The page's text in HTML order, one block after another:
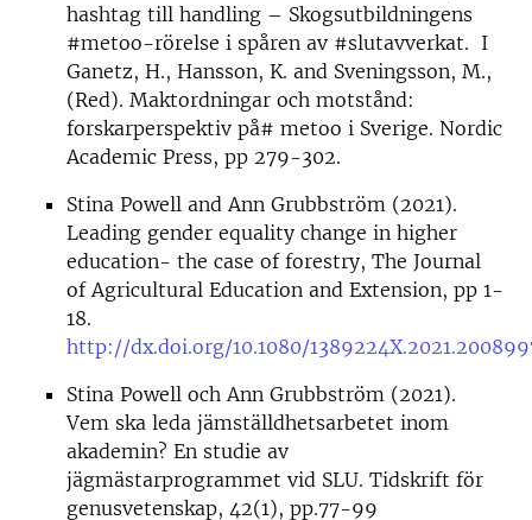
hashtag till handling – Skogsutbildningens
#metoo-rörelse i spåren av #slutavverkat. I
Ganetz, H., Hansson, K. and Sveningsson, M.,
(Red). Maktordningar och motstånd:
forskarperspektiv på# metoo i Sverige. Nordic
Academic Press, pp 279-302.
Stina Powell and Ann Grubbström (2021).
Leading gender equality change in higher
education- the case of forestry, The Journal
of Agricultural Education and Extension, pp 1-
18.
http://dx.doi.org/10.1080/
Stina Powell och Ann Grubbström (2021).
Vem ska leda jämställdhetsarbetet inom
akademin? En studie av
jägmästarprogrammet vid SLU. Tidskrift för
genusvetenskap, 42(1), pp.77-99